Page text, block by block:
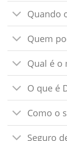
Quando
Quem
Qual é o
O que é
Como o
Seguro